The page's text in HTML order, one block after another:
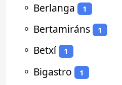
⚬ Berlanga 1
⚬ Bertamiráns 1
⚬ Betxí 1
⚬ Bigastro 1